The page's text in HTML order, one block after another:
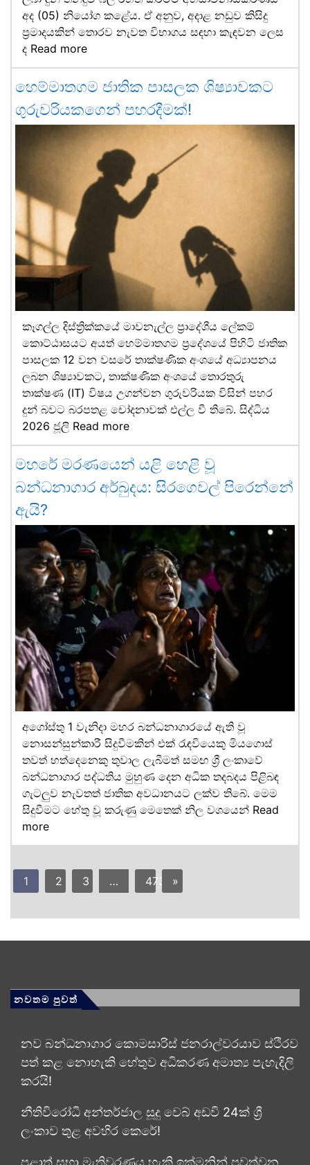
අද (05) නියෝග කළේය. ඒ අනුව, අදාළ නඩුව කිසිදු
ප්‍රමාදයකින් තොරව නැවත විභාගය සඳහා කැඳවන ලෙස
ද Read more
හෙම්මාතගම ජාතික පාසලක ශිෂ්‍යාවකට
ගුරුවරියකගෙන් පහරදීමක්!
කෑගල්ල දිස්ත්‍රික්කයේ මාවනැල්ල ප්‍රාදේශීය ලේකම්
කොට්ඨාසයට අයත් හෙම්මාතගම ප්‍රදේශයේ පිහිටි ජාතික
පාසලක 12 වන වසරේ තාක්ෂණික අංශයේ අධ්‍යාපනය
ලබන ශිෂ්‍යාවකට, තාක්ෂණික අංශයේ තොරතුරු
තාක්ෂණ (IT) විෂය උගන්වන ගුරුවරියක විසින් පහර
දුන් බවට බරපතළ චෝදනාවක් එල්ල වී තිබේ. සිද්ධිය
2026 ජූලි Read more
මහරේ මරණයෙන් යළි හෙළි වූ
බන්ධනාගාර අර්බුදය: සිරගෙවල් පිරෙන්නේ
ඇයි?
අගෝස්තු 1 වැනිදා මහර බන්ධනාගාරයේ ඇති වූ
නොසන්සුන්කාරී සිදුවීමකින් එක් රැඳවියෙකු මියගොස්
තවත් හත්දෙනෙකු තුවාල ලැබීමත් සමඟ ශ්‍රී ලංකාවේ
බන්ධනාගාර පද්ධතිය මුහුණ දෙන අධික තදබදය පිළිබඳ
ගැටලුව නැවතත් ජාතික අවධානයට ලක්ව තිබේ. මෙම
සිදුවීමට හේතු වූ කරුණු මෙතෙක් නිල වශයෙන් Read
more
1 2 3 … 473 »
නවතම පුවත්
නව බන්ධනාගාර කොමසාරිස් ජනරාල්වරයාව ස්ථිරව
පත් කළ නොහැකි හේතුව අධිකරණ අමාත්‍ය පැහැදිලි
කරයි!
නීතිවිරෝධී අන්තර්ජාල සූදු වෙබ් අඩවි 24ක් ශ්‍රී
ලංකාව තුළ අවහිර කෙරේ!